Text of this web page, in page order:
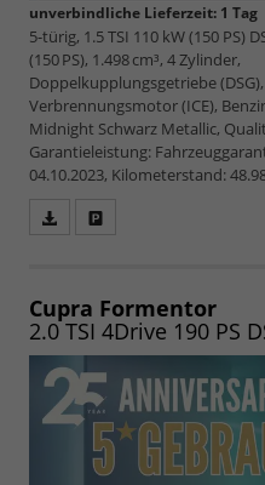
unverbindliche Lieferzeit: 1 Tag
5-türig, 1.5 TSI 110 kW (150 PS)
(150 PS), 1.498 cm³, 4 Zylinder,
Doppelkupplungsgetriebe
Verbrennungsmotor (ICE),
Midnight Schwarz Metallic,
Garantieleistung:
04.10.2023, Kilometerstand:
speichern/drucken
Cupra Formentor